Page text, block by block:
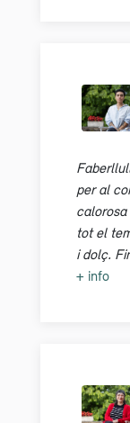
per al
calorosa
tot el
i dolç.
+ info